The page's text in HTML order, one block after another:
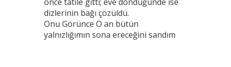
dizlerinin bağı çözüldü.
Onu Görünce O an bütün
yalnızlığımın sona ereceğini sandım